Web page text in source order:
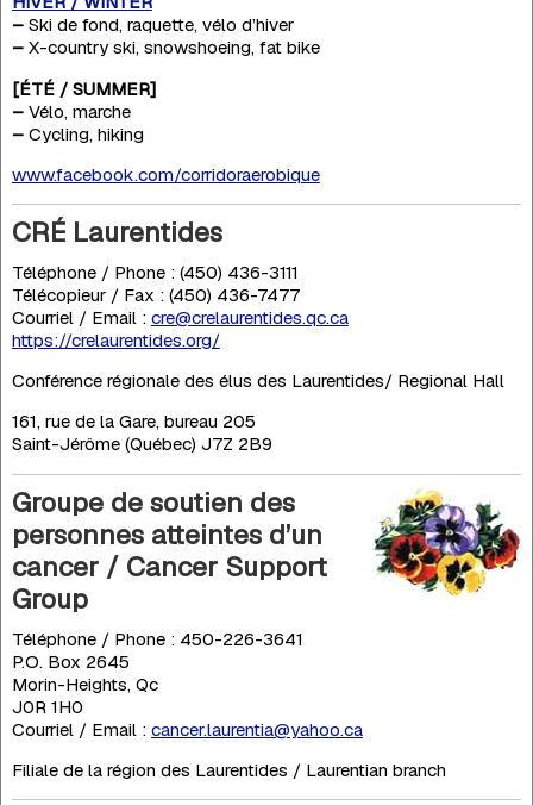
–Ski de fond, raquette, vélo d’hiver
–X-country ski, snowshoeing, fat bike
[ÉTÉ / SUMMER]
–Vélo, marche
–Cycling, hiking
www.facebook.com/corridoraerobique
CRÉ Laurentides
Téléphone / Phone : (450) 436-3111
Télécopieur / Fax : (450) 436-7477
Courriel / Email : cre@crelaurentides.qc.ca
https://crelaurentides.org/
Conférence régionale des élus des Laurentides/ Regional Hall
161, rue de la Gare, bureau 205
Saint-Jérôme (Québec) J7Z 2B9
Groupe de soutien des
personnes atteintes d’un
cancer / Cancer Support
Group
Téléphone / Phone : 450-226-3641
P.O. Box 2645
Morin-Heights, Qc
J0R 1H0
Courriel / Email : cancer.laurentia@yahoo.ca
Filiale de la région des Laurentides / Laurentian branch